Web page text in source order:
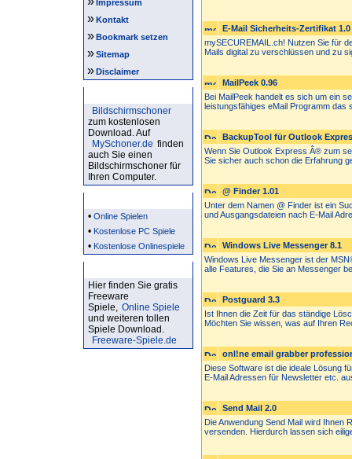
Impressum
»Kontakt
»Bookmark setzen
»Sitemap
»Disclaimer
Bildschirmschoner
zum kostenlosen
Download. Auf
MySchoner.de finden
auch Sie einen
Bildschirmschoner für
Ihren Computer.
• Online Spielen
• Kostenlose PC Spiele
• Kostenlose Onlinespiele
Hier finden Sie gratis
Freeware
Spiele, Online Spiele
und weiteren tollen
Spiele Download.
Freeware-Spiele.de
E-Mail Sicherheits-Zertifikat 1.0
mySECUREMAIL.ch! Nutzen Sie für
Mails digital zu verschlüssen und zu
MailPeek 0.96
Bei MailPeek handelt es sich um ein
leistungsfähiges eMail Programm das
BackupTool für Outlook
Wenn Sie Outlook Express Â® zum
Sie sicher auch schon die Erfahrung
@ Finder 1.01
Unter dem Namen @ Finder ist ein
und Ausgangsdateien nach E-Mail
Windows Live Messenger 8.1
Windows Live Messenger ist der
alle Features, die Sie an Messenger
Postguard 3.3
Ist Ihnen die Zeit für das ständige
Möchten Sie wissen, was auf Ihren
onl!ne email grabber
Diese Software ist die ideale Lösung
E-Mail Adressen für Newsletter etc.
Send Mail 2.0
Die Anwendung Send Mail wird Ihnen
versenden. Hierdurch lassen sich